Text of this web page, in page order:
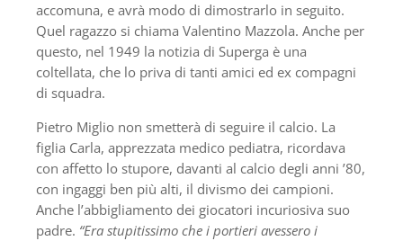
accomuna, e avrà modo di dimostrarlo in seguito.
Quel ragazzo si chiama Valentino Mazzola. Anche per
questo, nel 1949 la notizia di Superga è una
coltellata, che lo priva di tanti amici ed ex compagni
di squadra.
Pietro Miglio non smetterà di seguire il calcio. La
figlia Carla, apprezzata medico pediatra, ricordava
con affetto lo stupore, davanti al calcio degli anni ’80,
con ingaggi ben più alti, il divismo dei campioni.
Anche l’abbigliamento dei giocatori incuriosiva suo
padre. “Era stupitissimo che i portieri avessero i